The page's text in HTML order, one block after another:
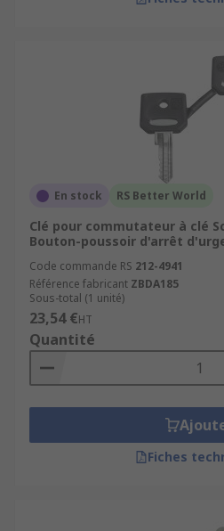
En stock RS Better World
Clé pour commutateur à clé
Bouton-poussoir d'arrêt
Code commande RS 212-4941
Référence fabricant ZBDA185
Sous-total (1 unité)
23,54 €HT
Quantité
Fiches